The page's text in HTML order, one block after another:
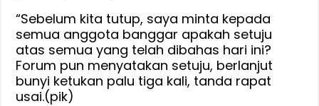
“Sebelum kita tutup, saya minta kepada
semua anggota banggar apakah setuju
atas semua yang telah dibahas hari ini?
Forum pun menyatakan setuju, berlanjut
bunyi ketukan palu tiga kali, tanda rapat
usai.(pik)